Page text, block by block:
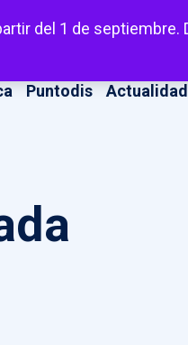
del 1 de septiembre.
Puntodis Actualidad